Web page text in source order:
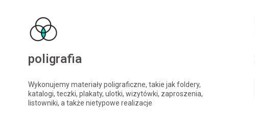
poligrafia
Wykonujemy materiały poligraficzne, takie jak foldery,
katalogi, teczki, plakaty, ulotki, wizytówki, zaproszenia,
listowniki, a także nietypowe realizacje